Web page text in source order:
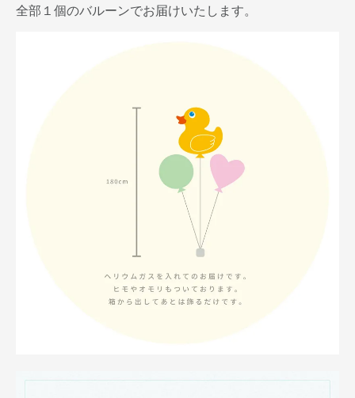
全部１個のバルーンでお届けいたします。